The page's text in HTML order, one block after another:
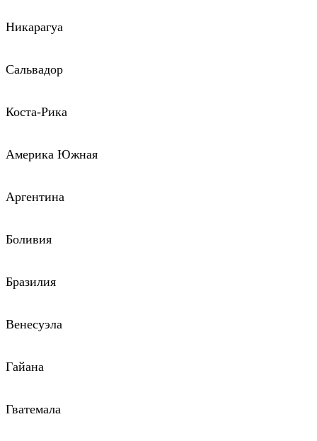
Никарагуа
Сальвадор
Коста-Рика
Америка Южная
Аргентина
Боливия
Бразилия
Венесуэла
Гайана
Гватемала